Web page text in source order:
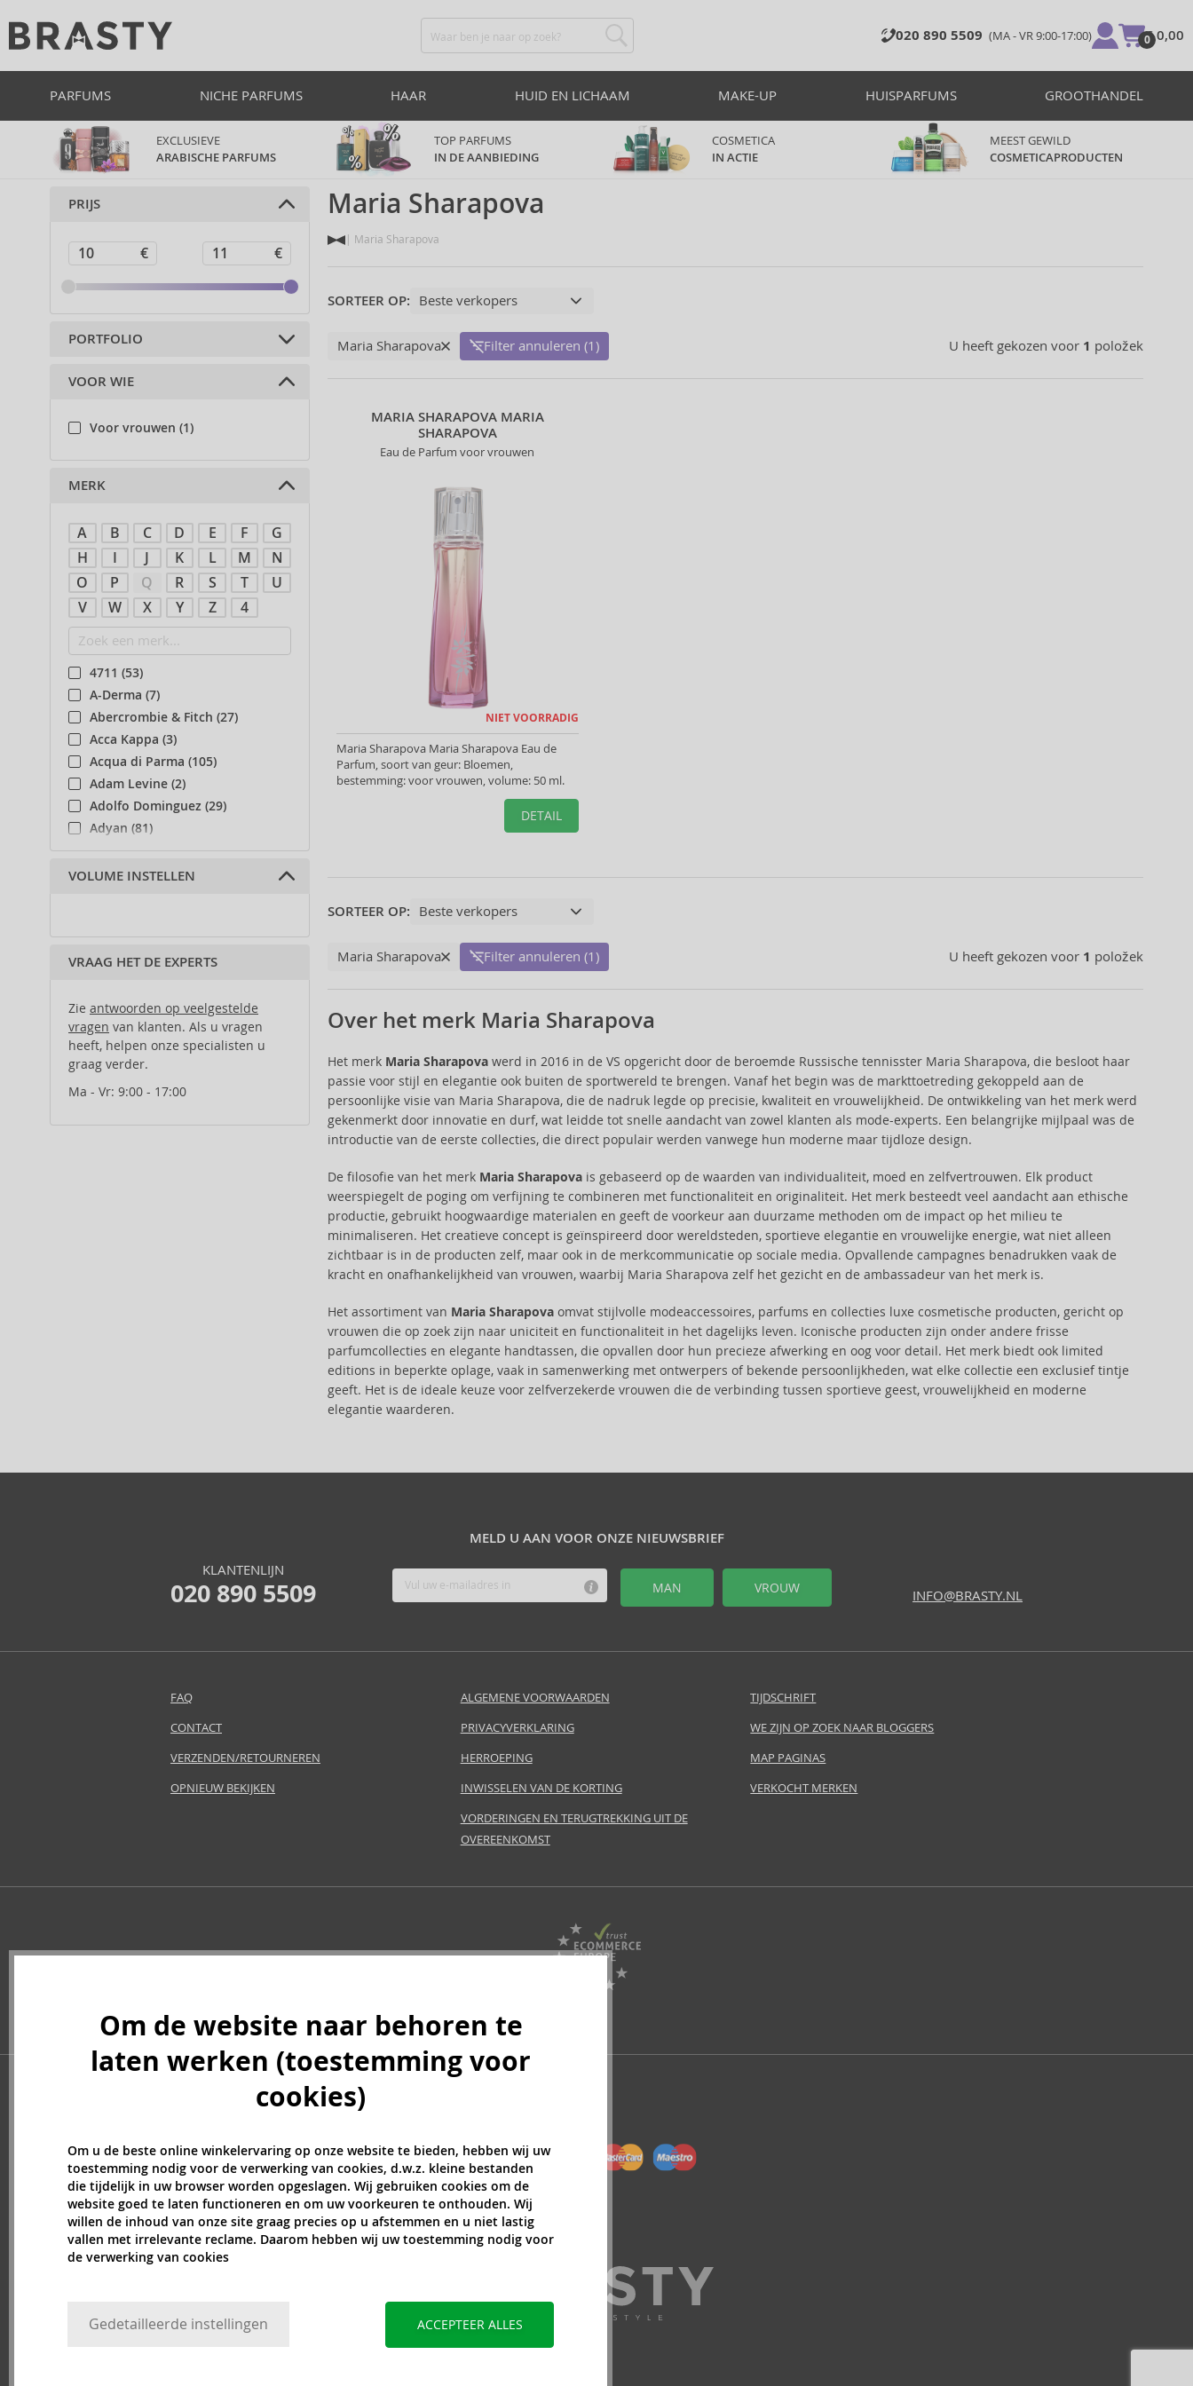
020 890 5509 (MA - VR 9:00-17:00) 0
€ 0,00
PARFUMS NICHE PARFUMS HAAR HUID EN LICHAAM MAKE-UP HUISPARFUMS GROOTHANDEL
EXCLUSIEVE
ARABISCHE PARFUMS
TOP PARFUMS
IN DE AANBIEDING
COSMETICA
IN ACTIE
MEEST GEWILD
COSMETICAPRODUCTEN
Maria Sharapova
Maria Sharapova
SORTEER OP:
U heeft gekozen voor 1 položek
Maria Sharapova Filter annuleren (1)
MARIA SHARAPOVA MARIA
SHARAPOVA
Eau de Parfum voor vrouwen
NIET VOORRADIG
Maria Sharapova Maria Sharapova Eau de
Parfum, soort van geur: Bloemen,
bestemming: voor vrouwen, volume: 50 ml.
DETAIL
SORTEER OP:
U heeft gekozen voor 1 položek
Maria Sharapova Filter annuleren (1)
Over het merk Maria Sharapova
Het merk Maria Sharapovawerd in 2016 in de VS opgericht door de beroemde Russische tennisster Maria Sharapova, die besloot haar
passie voor stijl en elegantie ook buiten de sportwereld te brengen. Vanaf het begin was de markttoetreding gekoppeld aan de
persoonlijke visie van Maria Sharapova, die de nadruk legde op precisie, kwaliteit en vrouwelijkheid. De ontwikkeling van het merk werd
gekenmerkt door innovatie en durf, wat leidde tot snelle aandacht van zowel klanten als mode-experts. Een belangrijke mijlpaal was de
introductie van de eerste collecties, die direct populair werden vanwege hun moderne maar tijdloze design.
De filosofie van het merk Maria Sharapovais gebaseerd op de waarden van individualiteit, moed en zelfvertrouwen. Elk product
weerspiegelt de poging om verfijning te combineren met functionaliteit en originaliteit. Het merk besteedt veel aandacht aan ethische
productie, gebruikt hoogwaardige materialen en geeft de voorkeur aan duurzame methoden om de impact op het milieu te
minimaliseren. Het creatieve concept is geïnspireerd door wereldsteden, sportieve elegantie en vrouwelijke energie, wat niet alleen
zichtbaar is in de producten zelf, maar ook in de merkcommunicatie op sociale media. Opvallende campagnes benadrukken vaak de
kracht en onafhankelijkheid van vrouwen, waarbij Maria Sharapova zelf het gezicht en de ambassadeur van het merk is.
Het assortiment van Maria Sharapovaomvat stijlvolle modeaccessoires, parfums en collecties luxe cosmetische producten, gericht op
vrouwen die op zoek zijn naar uniciteit en functionaliteit in het dagelijks leven. Iconische producten zijn onder andere frisse
parfumcollecties en elegante handtassen, die opvallen door hun precieze afwerking en oog voor detail. Het merk biedt ook limited
editions in beperkte oplage, vaak in samenwerking met ontwerpers of bekende persoonlijkheden, wat elke collectie een exclusief tintje
geeft. Het is de ideale keuze voor zelfverzekerde vrouwen die de verbinding tussen sportieve geest, vrouwelijkheid en moderne
elegantie waarderen.
PRIJS
PORTFOLIO
Parfums (1)
VOOR WIE
Voor vrouwen (1)
MERK
A B C D E F
G
H
I J K L M
N
O
P Q R S T
U
V
W X Y Z 4
4711 (53)
A-Derma (7)
Abercrombie & Fitch (27)
Acca Kappa (3)
Acqua di Parma (105)
Adam Levine (2)
Adolfo Dominguez (29)
Adyan (81)
Affinage (1)
Afnan (90)
Aigner (42)
Ajmal (89)
Al Wataniah (82)
Alberta Ferretti (1)
Alcina (156)
Alexander McQueen (2)
Alexandre.J (31)
Animale (4)
Antonio Banderas (69)
Antonio Puig (8)
Apivita (64)
Ard Al Zaafaran (21)
Asdaaf (30)
Atopalm (7)
Aveda (61)
Avène (32)
Azha (37)
Babor (20)
Baby Boom (4)
Baldessarini (35)
Baldinini (1)
Banana Republic (47)
VOLUME INSTELLEN
VRAAG HET DE EXPERTS
Zie antwoorden op veelgestelde
vragen van klanten. Als u vragen
heeft, helpen onze specialisten u
graag verder.
Ma - Vr: 9:00 - 17:00
MELD U AAN VOOR ONZE NIEUWSBRIEF
MAN VROUW
KLANTENLIJN
020 890 5509 INFO@BRASTY.NL
FAQ
CONTACT
VERZENDEN/RETOURNEREN
OPNIEUW BEKIJKEN
ALGEMENE VOORWAARDEN
PRIVACYVERKLARING
HERROEPING
INWISSELEN VAN DE KORTING
VORDERINGEN EN TERUGTREKKING UIT DE
OVEREENKOMST
TIJDSCHRIFT
WE ZIJN OP ZOEK NAAR BLOGGERS
MAP PAGINAS
VERKOCHT MERKEN
Om de website naar behoren te
laten werken (toestemming voor
cookies)
Om u de beste online winkelervaring op onze website te bieden, hebben wij uw
toestemming nodig voor de verwerking van cookies, d.w.z. kleine bestanden
die tijdelijk in uw browser worden opgeslagen. Wij gebruiken cookies om de
website goed te laten functioneren en om uw voorkeuren te onthouden. Wij
willen de inhoud van onze site graag precies op u afstemmen en u niet lastig
vallen met irrelevante reclame. Daarom hebben wij uw toestemming nodig voor
de verwerking van cookies
Gedetailleerde instellingen ACCEPTEER ALLES